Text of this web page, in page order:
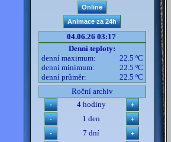
04.06.26 03:17
Denní teploty:
denní maximum:
22.5 ºC
denní minimum:
22.5 ºC
denní průměr:
22.5 ºC
Roční archiv
4 hodiny
1 den
7 dní